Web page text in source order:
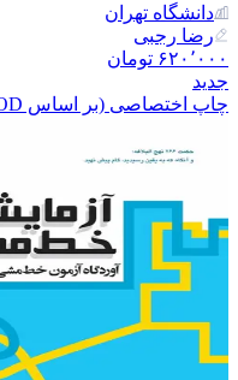
دانشگاه تهران
رضا رجبی
۶۲۰٬۰۰۰ تومان
جدید
چاپ اختصاصی (بر اساس POD)